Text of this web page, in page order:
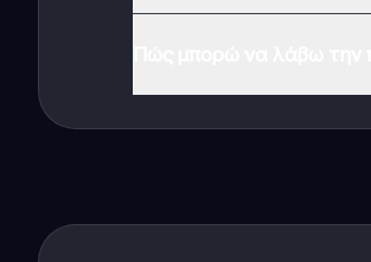
λειτουργίες της εφαρμογής,